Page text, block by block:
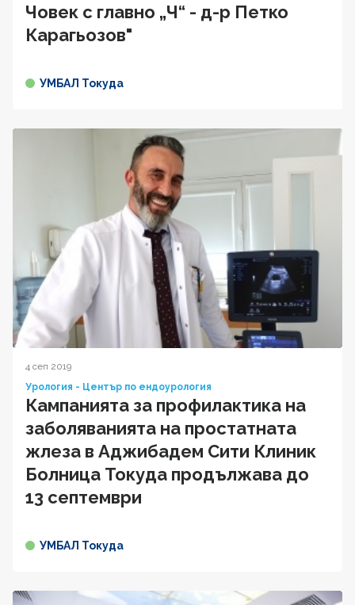
Човек с главно „Ч“ - д-р Петко
Карагьозов"
УМБАЛ Токуда
4 сеп 2019
Урология - Център по ендоурология
Кампанията за профилактика на
заболяванията на простатната
жлеза в Аджибадем Сити Клиник
Болница Токуда продължава до
13 септември
УМБАЛ Токуда